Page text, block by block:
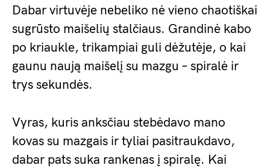
Dabar virtuvėje nebeliko nė vieno chaotiškai
sugrūsto maišelių stalčiaus. Grandinė kabo
po kriaukle, trikampiai guli dėžutėje, o kai
gaunu naują maišelį su mazgu – spiralė ir
trys sekundės.
Vyras, kuris anksčiau stebėdavo mano
kovas su mazgais ir tyliai pasitraukdavo,
dabar pats suka rankenas į spiralę. Kai